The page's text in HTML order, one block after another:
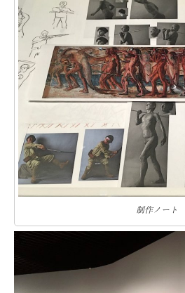
制作ノート